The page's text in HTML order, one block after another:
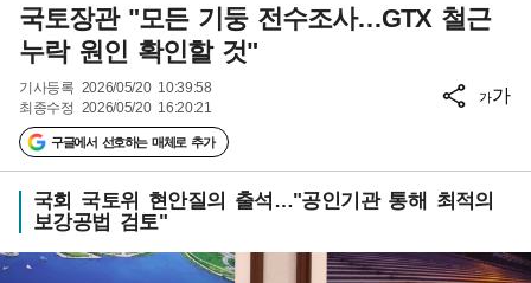
국토장관 "모든 기둥 전수조사…GTX 철근
누락 원인 확인할 것"
기사등록 2026/05/20 10:39:58
최종수정 2026/05/20 16:20:21
구글에서 선호하는 매체로 추가
가가
국회 국토위 현안질의 출석…"공인기관 통해 최적의
보강공법 검토"